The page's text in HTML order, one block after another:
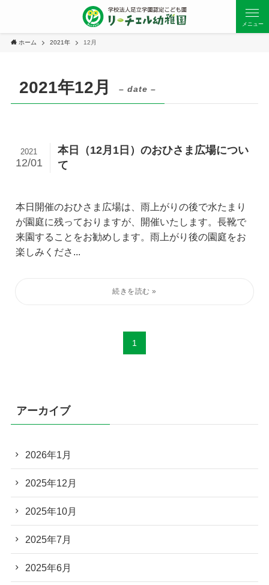
メニュー
ホーム 2021年 12月
2021年12月 – date –
本日（12月1日）のおひさま広場につい
て
2021
12/01
本日開催のおひさま広場は、雨上がりの後で水たまり
が園庭に残っておりますが、開催いたします。長靴で
来園することをお勧めします。雨上がり後の園庭をお
楽しみくださ...
1
アーカイブ
2026年1月
2025年12月
2025年10月
2025年7月
2025年6月